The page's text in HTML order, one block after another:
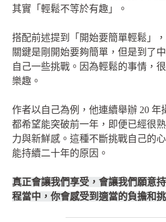
其實「輕鬆不等於有趣」。
搭配前述提到「開始要簡單輕鬆」
關鍵是剛開始要夠簡單，但是到了
自己一些挑戰。因為輕鬆的事情，
樂趣。
作者以自己為例，他連續舉辦 20 年
都希望能突破前一年，即便已經很
力與新鮮感。這種不斷挑戰自己的
能持續二十年的原因。
真正會讓我們享受，會讓我們願意
程當中，你會感受到適當的負擔和